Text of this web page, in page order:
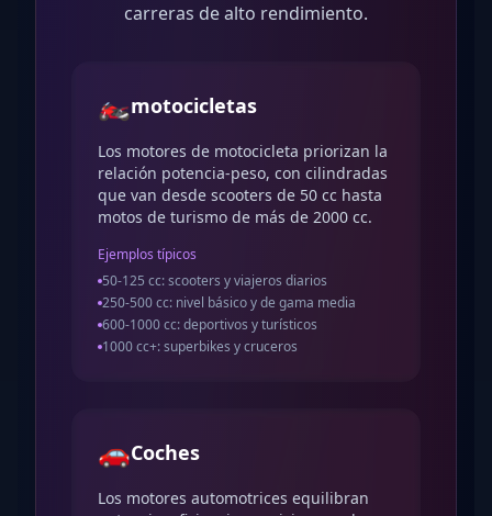
carreras de alto rendimiento.
🏍️motocicletas
Los motores de motocicleta priorizan la
relación potencia-peso, con cilindradas
que van desde scooters de 50 cc hasta
motos de turismo de más de 2000 cc.
Ejemplos típicos
50-125 cc: scooters y viajeros diarios
250-500 cc: nivel básico y de gama media
600-1000 cc: deportivos y turísticos
1000 cc+: superbikes y cruceros
🚗Coches
Los motores automotrices equilibran